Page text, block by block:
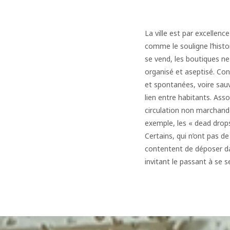
La ville est par
comme le souligne
se vend, les boutiques
organisé et aseptisé.
et spontanées, voire
lien entre habitants.
circulation non
exemple, les « dead
Certains, qui n’ont pas
contentent de déposer
invitant le passant à se